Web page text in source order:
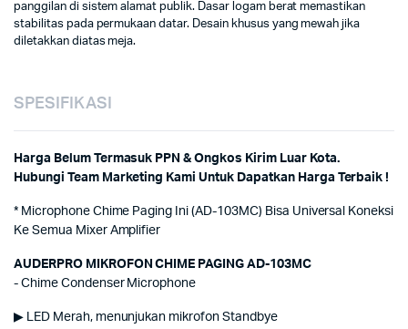
panggilan di sistem alamat publik. Dasar logam berat memastikan
stabilitas pada permukaan datar. Desain khusus yang mewah jika
diletakkan diatas meja.
SPESIFIKASI
Harga Belum Termasuk PPN & Ongkos Kirim Luar Kota.
Hubungi Team Marketing Kami Untuk Dapatkan Harga Terbaik !
* Microphone Chime Paging Ini (AD-103MC) Bisa Universal Koneksi
Ke Semua Mixer Amplifier
AUDERPRO MIKROFON CHIME PAGING AD-103MC
- Chime Condenser Microphone
▶ LED Merah, menunjukan mikrofon Standbye